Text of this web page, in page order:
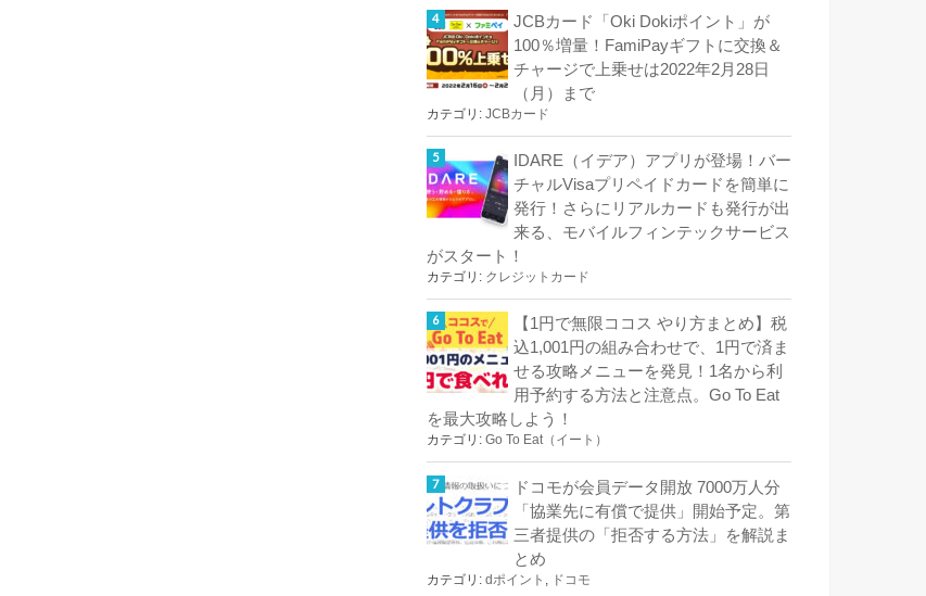
JCBカード「Oki Dokiポイント」が
100％増量！FamiPayギフトに交換＆
チャージで上乗せは2022年2月28日
（月）まで
カテゴリ: JCBカード
IDARE（イデア）アプリが登場！バー
チャルVisaプリペイドカードを簡単に
発行！さらにリアルカードも発行が出
来る、モバイルフィンテックサービス
がスタート！
カテゴリ: クレジットカード
【1円で無限ココス やり方まとめ】税
込1,001円の組み合わせで、1円で済ま
せる攻略メニューを発見！1名から利
用予約する方法と注意点。Go To Eat
を最大攻略しよう！
カテゴリ: Go To Eat（イート）
ドコモが会員データ開放 7000万人分
「協業先に有償で提供」開始予定。第
三者提供の「拒否する方法」を解説ま
とめ
カテゴリ: dポイント ドコモ